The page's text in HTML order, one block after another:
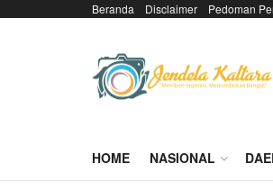
Beranda Disclaimer Pedoman
HOME NASIONAL